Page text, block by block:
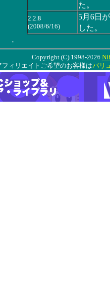
.
た。
2.2.8
(2008/6/16)
5月6日
した。
Copyright (C) 1998-2026
ィリエイトご希望のお客様はバリ